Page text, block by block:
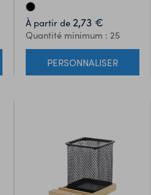
À partir de 2,73 €
Quantité minimum : 25
PERSONNALISER